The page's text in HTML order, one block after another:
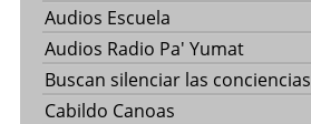
Audios Escuela
Audios Radio Pa' Yumat
Buscan silenciar las conciencias
Cabildo Canoas